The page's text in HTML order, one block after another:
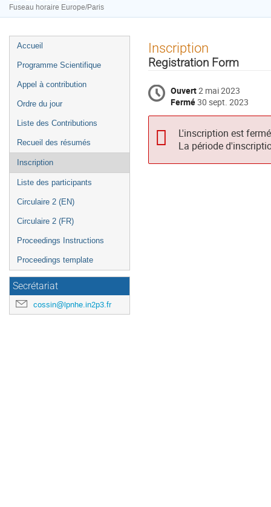
Fuseau horaire Europe/Paris
Menu
de
Accueil
Programme Scientifique
Appel à contribution
Ordre du jour
Liste des Contributions
Recueil des résumés
Inscription
Liste des participants
Circulaire 2 (EN)
Circulaire 2 (FR)
Proceedings Instructions
Proceedings template
Secrétariat
cossin@lpnhe.in2p3.fr
Inscription
Registration Form
Ouvert2 mai 2023
Fermé30 sept. 2023
L'inscription est
La période